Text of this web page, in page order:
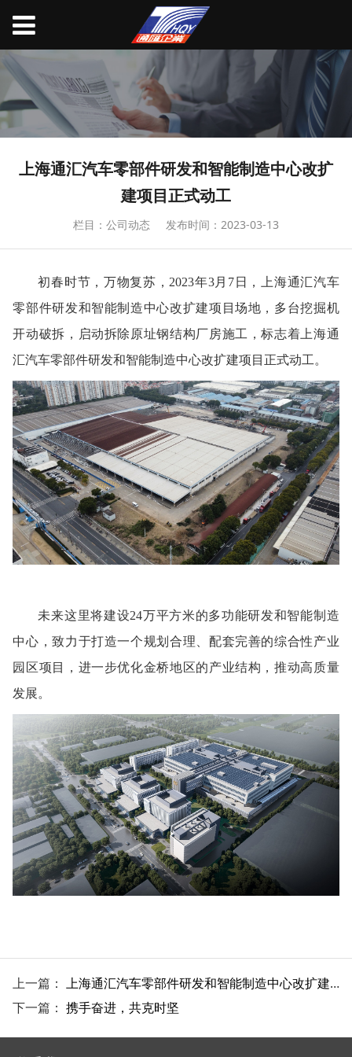
上海通汇汽车零部件研发和智能制造中心改扩
建项目正式动工
栏目：公司动态 发布时间：2023-03-13
初春时节，万物复苏， 2023年3月7日，
上海通汇汽车
零部件研发和智能制造中心改扩建项目场地，多台挖掘机
开动破拆，启动拆除原址钢结构厂房施工，标志着上海通
汇汽车零部件研发和智能制造中心改扩建项目正式动工。
未来这里将建设24万平方米的多功能研发和智能制造
中心，致力于打造一个规划合理、配套完善的综合性产业
园区项目，进一步优化金桥地区的产业结构，推动高质量
发展。
上一篇： 上海通汇汽车零部件研发和智能制造中心改扩建项目前期厂房拆除工程顺利完工
下一篇： 携手奋进，共克时坚